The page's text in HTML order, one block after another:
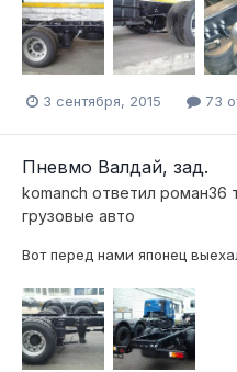
3 сентября, 2015 73
Пневмо Валдай, зад.
komanch ответил роман36
грузовые авто
Вот перед нами японец